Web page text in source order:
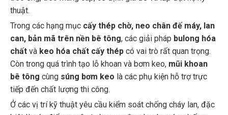
thuật.
Trong các hạng mục
can, bản mã trên nền bê tông, các giải phápbulong hóa
chất vàkeo hóa chất cấy thép có vai trò rất quan trọng.
Còn trong quá trình tạo lỗ khoan và bơm keo,mũi khoan
bê tôngcùng súng bơm keolà các phụ kiện hỗ trợ trực
tiếp đến chất lượng thi công.
Ở các vị trí kỹ thuật yêu cầu kiểm soát chống cháy lan, đặc
biệt là các điểm xuyên tường, xuyên sàn cho cáp và ống,